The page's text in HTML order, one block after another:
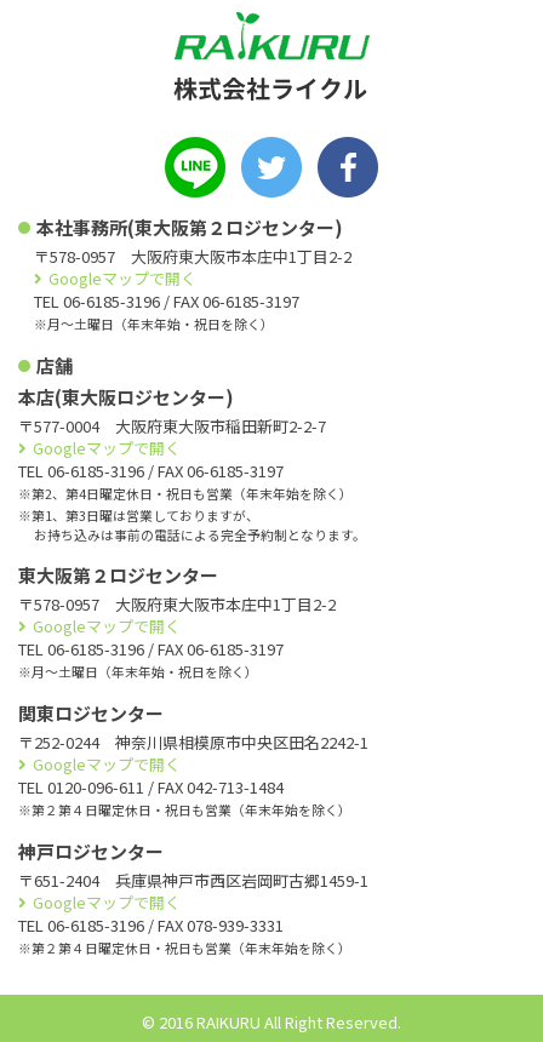
本社事務所(東大阪第２ロジセンター)
〒578-0957 大阪府東大阪市本庄中1丁目2-2
Googleマップで開く
TEL 06-6185-3196 / FAX 06-6185-3197
※月〜土曜日（年末年始・祝日を除く）
店舗
本店(東大阪ロジセンター)
〒577-0004 大阪府東大阪市稲田新町2-2-7
Googleマップで開く
TEL 06-6185-3196 / FAX 06-6185-3197
※第2、第4日曜定休日・祝日も営業（年末年始を除く）
※第1、第3日曜は営業しておりますが、
お持ち込みは事前の電話による完全予約制となります。
東大阪第２ロジセンター
〒578-0957 大阪府東大阪市本庄中1丁目2-2
Googleマップで開く
TEL 06-6185-3196 / FAX 06-6185-3197
※月〜土曜日（年末年始・祝日を除く）
関東ロジセンター
〒252-0244 神奈川県相模原市中央区田名2242-1
Googleマップで開く
TEL 0120-096-611 / FAX 042-713-1484
※第２第４日曜定休日・祝日も営業（年末年始を除く）
神戸ロジセンター
〒651-2404 兵庫県神戸市西区岩岡町古郷1459-1
Googleマップで開く
TEL 06-6185-3196 / FAX 078-939-3331
※第２第４日曜定休日・祝日も営業（年末年始を除く）
© 2016 RAIKURU All Right Reserved.